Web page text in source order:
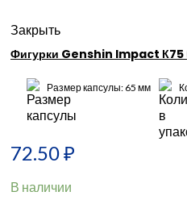
Закрыть
Фигурки Genshin Impact К75
Размер капсулы: 65 мм
72.50₽
В наличии